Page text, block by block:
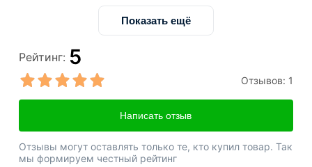
Показать ещё
Рейтинг: 5
Отзывов: 1
Написать отзыв
Отзывы могут оставлять только те, кто купил товар. Так
мы формируем честный рейтинг